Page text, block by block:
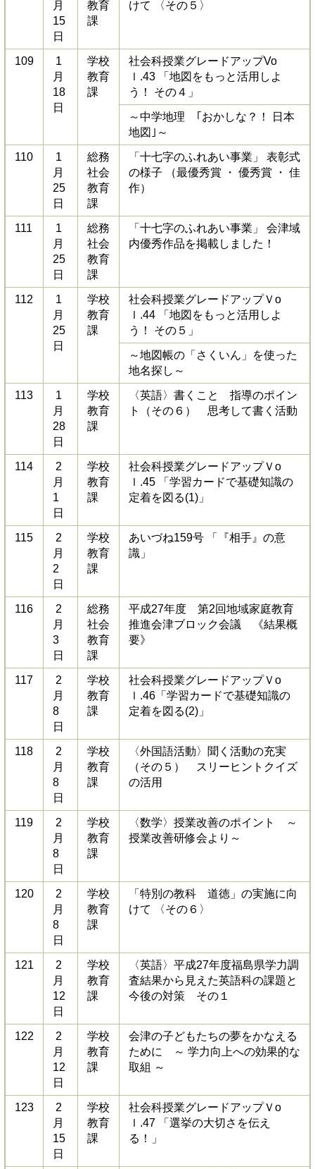
月
15
日
教育
課
けて 〈その５〉
109
1
月
18
日
学校
教育
課
社会科授業グレードアップVo
ｌ.43 「地図をもっと活用しよ
う！ その４」
～中学地理 ｢おかしな？！ 日本
地図｣～
110
1
月
25
日
総務
社会
教育
課
「十七字のふれあい事業」 表彰式
の様子 （最優秀賞 ・ 優秀賞 ・ 佳
作）
111
1
月
25
日
総務
社会
教育
課
「十七字のふれあい事業」 会津域
内優秀作品を掲載しました！
112
1
月
25
日
学校
教育
課
社会科授業グレードアップＶo
ｌ.44 「地図をもっと活用しよ
う！ その５」
～地図帳の「さくいん」を使った
地名探し～
113
1
月
28
日
学校
教育
課
〈英語〉書くこと 指導のポイン
ト（その６） 思考して書く活動
114
2
月
1
日
学校
教育
課
社会科授業グレードアップＶo
ｌ.45 「学習カードで基礎知識の
定着を図る(1)」
115
2
月
2
日
学校
教育
課
あいづね159号 「『相手』の意
識」
116
2
月
3
日
総務
社会
教育
課
平成27年度 第2回地域家庭教育
推進会津ブロック会議 《結果概
要》
117
2
月
8
日
学校
教育
課
社会科授業グレードアップＶo
ｌ.46「学習カードで基礎知識の
定着を図る(2)」
118
2
月
8
日
学校
教育
課
〈外国語活動〉聞く活動の充実
（その５） スリーヒントクイズ
の活用
119
2
月
8
日
学校
教育
課
〈数学〉授業改善のポイント ～
授業改善研修会より～
120
2
月
8
日
学校
教育
課
「特別の教科 道徳」の実施に向
けて 〈その６〉
121
2
月
12
日
学校
教育
課
〈英語〉平成27年度福島県学力調
査結果から見えた英語科の課題と
今後の対策 その１
122
2
月
12
日
学校
教育
課
会津の子どもたちの夢をかなえる
ために ～ 学力向上への効果的な
取組 ～
123
2
月
15
日
学校
教育
課
社会科授業グレードアップＶo
ｌ.47 「選挙の大切さを伝え
る！」